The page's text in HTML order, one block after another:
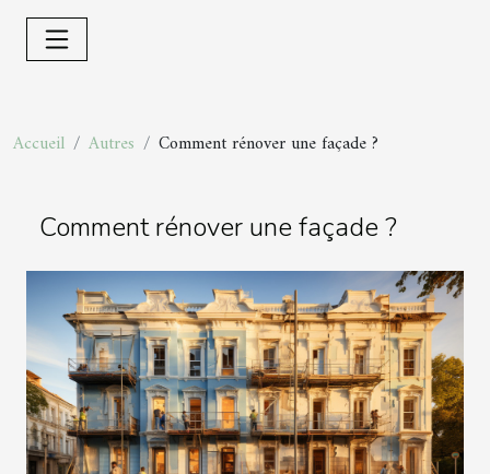
Accueil Autres Comment rénover une façade ?
Comment rénover une façade ?